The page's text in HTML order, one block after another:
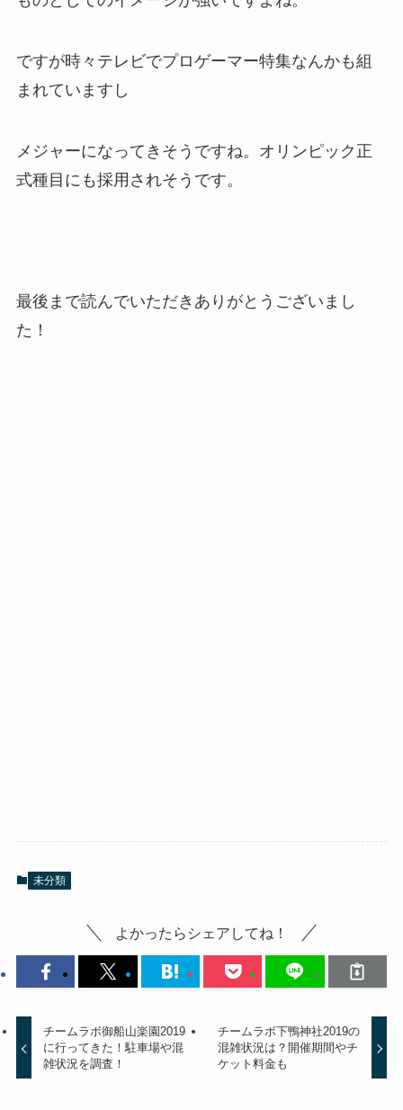
ですが時々テレビでプロゲーマー特集なんかも組
まれていますし
メジャーになってきそうですね。オリンピック正
式種目にも採用されそうです。
最後まで読んでいただきありがとうございまし
た！
未分類
よかったらシェアしてね！
チームラボ御船山楽園2019
に行ってきた！駐車場や混
雑状況を調査！
チームラボ下鴨神社2019の
混雑状況は？開催期間やチ
ケット料金も